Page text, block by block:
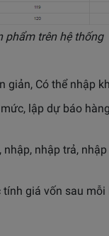
phẩm trên hệ thống
giản, Có thể nhập
lập dự báo
nhập trả,
giá vốn sau